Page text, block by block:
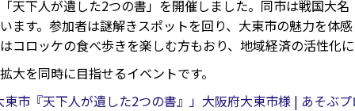
天下人が遺した2つの書」を開催しました。同市は戦国大
ます。参加者は謎解きスポットを回り、大東市の魅力を体
コロッケの食べ歩きを楽しむ方もおり、地域経済の活性化
を同時に目指せるイベントです。
市『天下人が遺した2つの書』」大阪府大東市様 | あそぶ